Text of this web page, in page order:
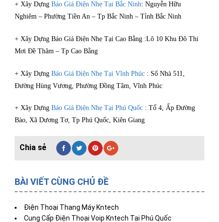
+ Xây Dựng Báo Giá Điện Nhẹ Tại Bắc Ninh: Nguyễn Hữu
Nghiêm – Phường Tiền An – Tp Bắc Ninh – Tỉnh Bắc Ninh
+ Xây Dựng Báo Giá Điện Nhẹ Tại Cao Bằng :Lô 10 Khu Đô Thi
Mơi Đề Thâm – Tp Cao Bằng
+ Xây Dựng Báo Giá Điện Nhẹ Tại Vĩnh Phúc : Số Nhà 511,
Đường Hùng Vương, Phường Đồng Tâm, Vĩnh Phúc
+ Xây Dựng Báo Giá Điện Nhẹ Tại Phú Quốc : Tổ 4, Ấp Đường
Bào, Xã Dương Tơ, Tp Phú Quốc, Kiên Giang
BÀI VIẾT CÙNG CHỦ ĐỀ
Điện Thoại Thang Máy Kntech
Cung Cấp Điện Thoại Voip Kntech Tại Phú Quốc